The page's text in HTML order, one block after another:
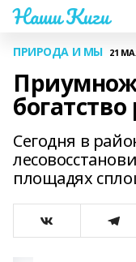
Наши Киги
ПРИРОДА И МЫ 21
Сегодня в
площадях